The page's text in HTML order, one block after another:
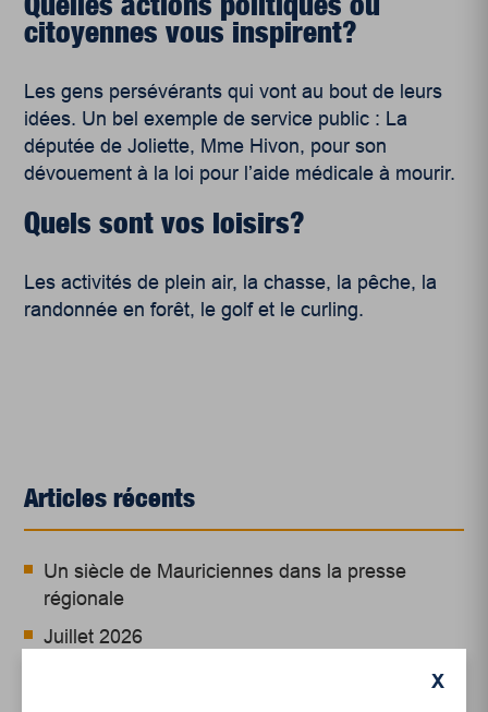
citoyennes vous inspirent?
Les gens persévérants qui vont au bout de leurs
idées. Un bel exemple de service public : La
députée de Joliette, Mme Hivon, pour son
dévouement à la loi pour l’aide médicale à mourir.
Quels sont vos loisirs?
Les activités de plein air, la chasse, la pêche, la
randonnée en forêt, le golf et le curling.
Articles récents
Un siècle de Mauriciennes dans la presse
régionale
Juillet 2026
Le sport professionnel féminin : en mouvement,
X